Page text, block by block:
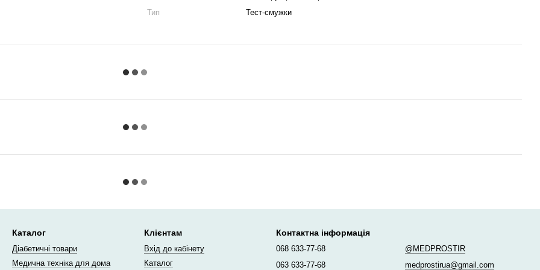
Тип
Тест-смужки
Каталог
Діабетичні товари
Медична техніка для дома
Клієнтам
Вхід до кабінету
Каталог
Контактна інформація
068 633-77-68
063 633-77-68
@MEDPROSTIR
medprostirua@gmail.com